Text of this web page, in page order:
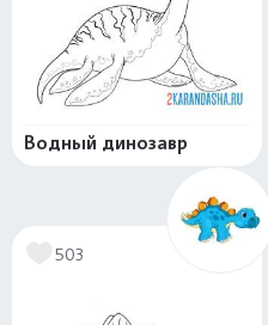
Водный динозавр
503